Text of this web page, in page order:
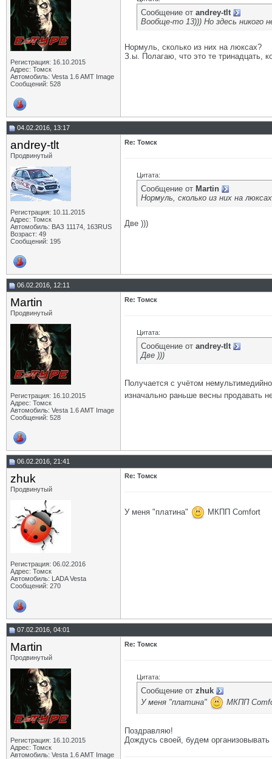
Регистрация: 16.10.2015
Адрес: Томск
Автомобиль: Vesta 1.6 AMT Image
Сообщений: 528
Сообщение от andrey-tlt
Вообще-то 13))) Но здесь никого
Нормуль, сколько из них на люксах?
З.ы. Полагаю, что это те тринадцать,
04.02.2016, 13:17
andrey-tlt
Продвинутый
Регистрация: 10.11.2015
Адрес: Томск
Автомобиль: ВАЗ 11174, 163RUS
Возраст: 49
Сообщений: 195
Re: Томск
Цитата:
Сообщение от Martin
Нормуль, сколько из них на
Две )))
06.02.2016, 12:11
Martin
Продвинутый
Регистрация: 16.10.2015
Адрес: Томск
Автомобиль: Vesta 1.6 AMT Image
Сообщений: 528
Re: Томск
Цитата:
Сообщение от andrey-tlt
Две )))
Получается с учётом
изначально раньше весны продавать
06.02.2016, 21:41
zhuk
Продвинутый
Регистрация: 06.02.2016
Адрес: Томск
Автомобиль: LADA Vesta
Сообщений: 270
Re: Томск
У меня "платина" МКПП Comfort
07.02.2016, 04:01
Martin
Продвинутый
Регистрация: 16.10.2015
Адрес: Томск
Автомобиль: Vesta 1.6 AMT Image
Re: Томск
Цитата:
Сообщение от zhuk
У меня "платина"
МКПП
Поздравляю!
Дождусь своей, будем организовывать